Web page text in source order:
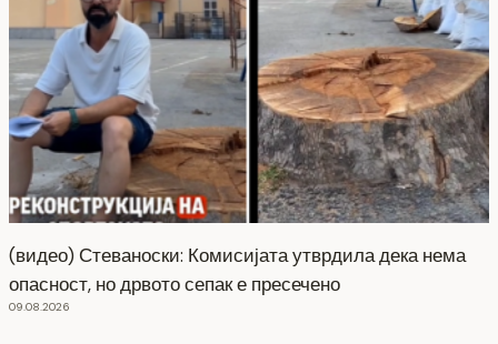
(видео) Стеваноски: Комисијата утврдила дека нема
опасност, но дрвото сепак е пресечено
09.08.2026